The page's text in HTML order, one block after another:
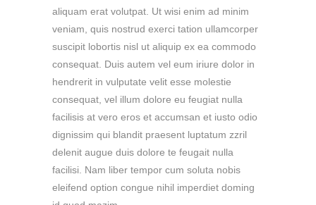
aliquam erat volutpat. Ut wisi enim ad minim
veniam, quis nostrud exerci tation ullamcorper
suscipit lobortis nisl ut aliquip ex ea commodo
consequat. Duis autem vel eum iriure dolor in
hendrerit in vulputate velit esse molestie
consequat, vel illum dolore eu feugiat nulla
facilisis at vero eros et accumsan et iusto odio
dignissim qui blandit praesent luptatum zzril
delenit augue duis dolore te feugait nulla
facilisi. Nam liber tempor cum soluta nobis
eleifend option congue nihil imperdiet doming